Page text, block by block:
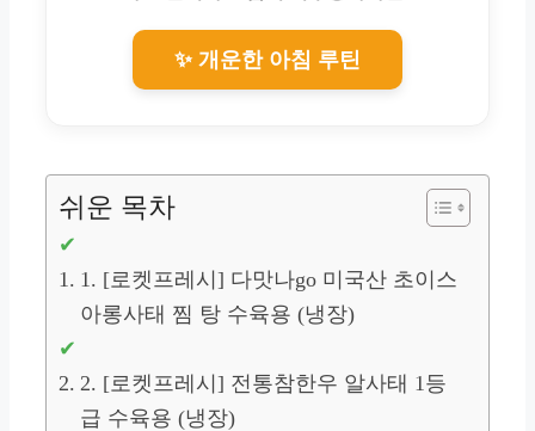
✨ 개운한 아침 루틴
쉬운 목차
1. [로켓프레시] 다맛나go 미국산 초이스
아롱사태 찜 탕 수육용 (냉장)
2. [로켓프레시] 전통참한우 알사태 1등
급 수육용 (냉장)